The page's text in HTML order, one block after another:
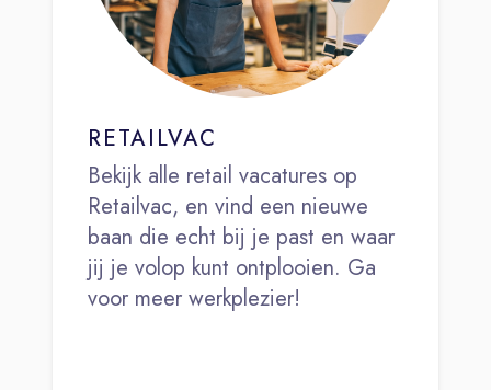
RETAILVAC
Bekijk alle retail vacatures op
Retailvac, en vind een nieuwe
baan die echt bij je past en waar
jij je volop kunt ontplooien. Ga
voor meer werkplezier!